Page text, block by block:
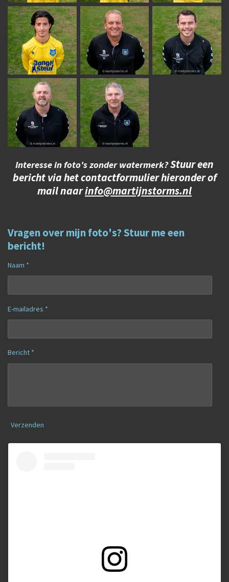
Interesse in foto's zonder watermerk?Stuur een
bericht via het contactformulier hieronder of
mail naarinfo@martijnstorms.nl
Vragen over mijn foto's? Stuur me een
bericht!
Naam *
E-mailadres *
Bericht *
Verzenden